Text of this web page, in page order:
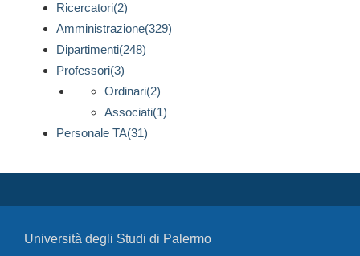
Ricercatori(2)
Amministrazione(329)
Dipartimenti(248)
Professori(3)
Ordinari(2)
Associati(1)
Personale TA(31)
Università degli Studi di Palermo